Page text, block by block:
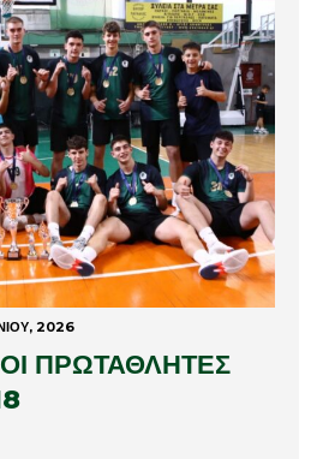
2026
ΠΡΩΤΑΘΛΗΤΕΣ